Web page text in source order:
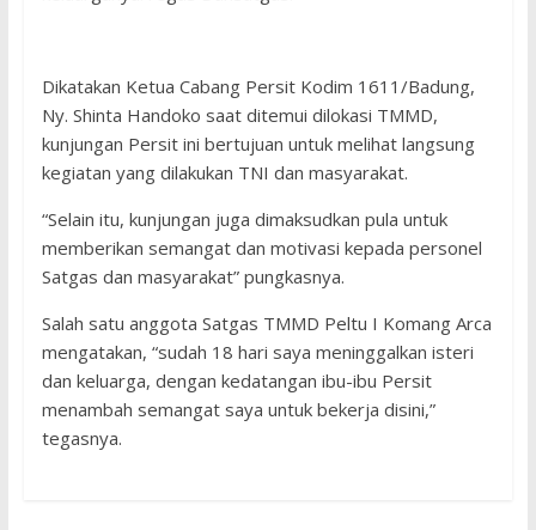
Dikatakan Ketua Cabang Persit Kodim 1611/Badung,
Ny. Shinta Handoko saat ditemui dilokasi TMMD,
kunjungan Persit ini bertujuan untuk melihat langsung
kegiatan yang dilakukan TNI dan masyarakat.
“Selain itu, kunjungan juga dimaksudkan pula untuk
memberikan semangat dan motivasi kepada personel
Satgas dan masyarakat” pungkasnya.
Salah satu anggota Satgas TMMD Peltu I Komang Arca
mengatakan, “sudah 18 hari saya meninggalkan isteri
dan keluarga, dengan kedatangan ibu-ibu Persit
menambah semangat saya untuk bekerja disini,”
tegasnya.